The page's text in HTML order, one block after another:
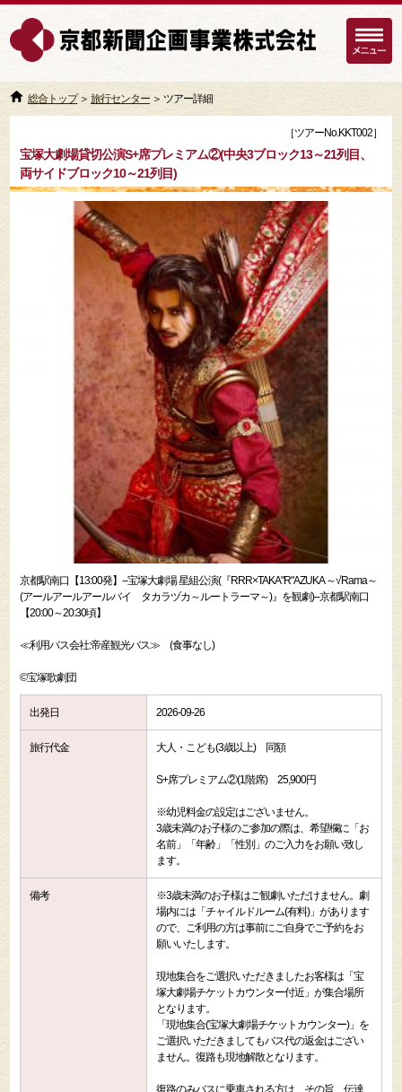
総合トップ＞旅行センター ＞ ツアー詳細
［ツアーNo.KKT002］
宝塚大劇場貸切公演S+席プレミアム②(中央3ブロック13～21列目、
両サイドブロック10～21列目)
京都駅南口【13:00発】--宝塚大劇場 星組公演(『RRR×TAKA"R"AZUKA ～√Rama～
(アールアールアールバイ タカラヅカ～ルートラーマ～)』を観劇)--京都駅南口
【20:00～20:30頃】
≪利用バス会社:帝産観光バス≫ (食事なし)
©宝塚歌劇団
出発日 2026-09-26
旅行代金 大人・こども(3歳以上) 同額
S+席プレミアム②(1階席) 25,900円
※幼児料金の設定はございません。
3歳未満のお子様のご参加の際は、希望欄に「お
名前」「年齢」「性別」のご入力をお願い致し
ます。
備考
※3歳未満のお子様はご観劇いただけません。劇
場内には「チャイルドルーム(有料)」があります
ので、ご利用の方は事前にご自身でご予約をお
願いいたします。
現地集合をご選択いただきましたお客様は「宝
塚大劇場チケットカウンター付近」が集合場所
となります。
「現地集合(宝塚大劇場チケットカウンター)」を
ご選択いただきましてもバス代の返金はござい
ません。復路も現地解散となります。